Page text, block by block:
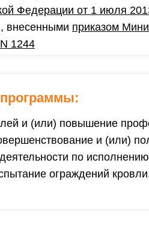
Федерации от 1 июля
внесенными приказом
1244
и (или) повышение
и (или)
по
ограждений